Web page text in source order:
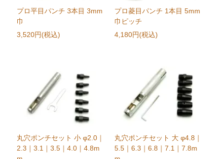
プロ平目パンチ 3本目 3mm
巾
3,520円(税込)
プロ菱目パンチ 1本目 5mm
巾ピッチ
4,180円(税込)
丸穴ポンチセット 小 φ2.0｜
2.3｜3.1｜3.5｜4.0｜4.8m
丸穴ポンチセット 大 φ4.8｜
5.5｜6.3｜6.8｜7.1｜7.8m